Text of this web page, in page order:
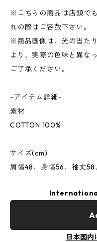
※こちらの商品は店頭で
れの際はご容赦下さい。
※商品画像は、光の当た
より、実際の色味と異な
ご了承ください。
-アイテム詳細-
素材
COTTON 100%
サイズ(cm)
肩幅48、身幅56、袖丈58
日本国内